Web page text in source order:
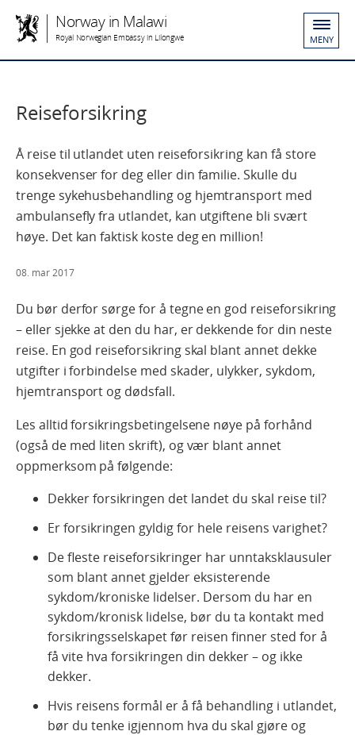
Norway in Malawi
Royal Norwegian Embassy in Lilongwe MENY
Reiseforsikring
Å reise til utlandet uten reiseforsikring kan få store
konsekvenser for deg eller din familie. Skulle du
trenge sykehusbehandling og hjemtransport med
ambulansefly fra utlandet, kan utgiftene bli svært
høye. Det kan faktisk koste deg en million!
08. mar 2017
Du bør derfor sørge for å tegne en god reiseforsikring
– eller sjekke at den du har, er dekkende for din neste
reise. En god reiseforsikring skal blant annet dekke
utgifter i forbindelse med skader, ulykker, sykdom,
hjemtransport og dødsfall.
Les alltid forsikringsbetingelsene nøye på forhånd
(også de med liten skrift), og vær blant annet
oppmerksom på følgende:
Dekker forsikringen det landet du skal reise til?
Er forsikringen gyldig for hele reisens varighet?
De fleste reiseforsikringer har unntaksklausuler
som blant annet gjelder eksisterende
sykdom/kroniske lidelser. Dersom du har en
sykdom/kronisk lidelse, bør du ta kontakt med
forsikringsselskapet før reisen finner sted for å
få vite hva forsikringen din dekker – og ikke
dekker.
Hvis reisens formål er å få behandling i utlandet,
bør du tenke igjennom hva du skal gjøre og